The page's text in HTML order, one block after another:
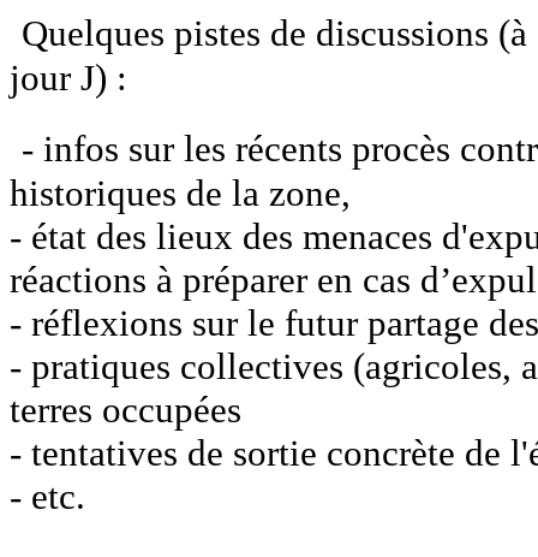
Quelques pistes de discussions
jour J) :
- infos sur les récents procès
historiques de la zone,
- état des lieux des menaces
réactions à préparer en cas
- réflexions sur le futur partage
- pratiques collectives (agricoles,
terres occupées
- tentatives de sortie concrète de
- etc.